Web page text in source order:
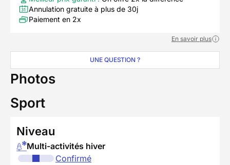
Annulation gratuite à plus de 30j
Paiement en 2x
En savoir plus
UNE QUESTION ?
Photos
Sport
Niveau
Multi-activités hiver
Confirmé